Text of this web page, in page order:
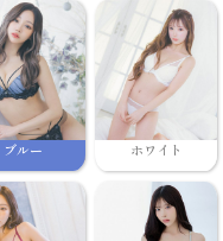
ブルー ホワイト